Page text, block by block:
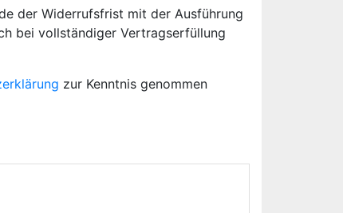
der Widerrufsfrist mit der Ausführung
bei vollständiger Vertragserfüllung
zur Kenntnis genommen